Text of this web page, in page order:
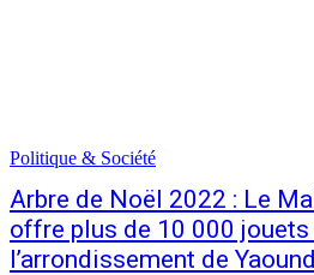
Politique & Société
Arbre de Noël 2022 : Le
offre plus de 10 000 jouets
l’arrondissement de